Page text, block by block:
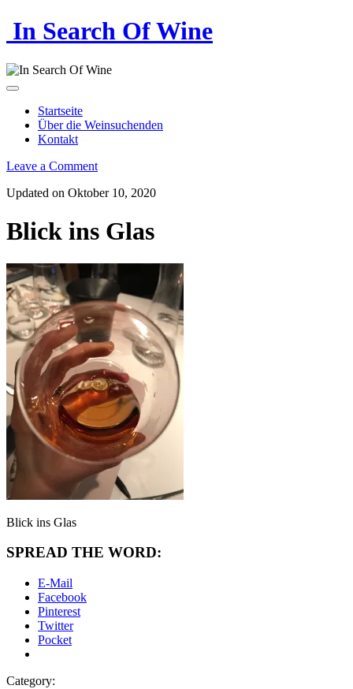
In Search Of Wine
Startseite
Über die Weinsuchenden
Kontakt
Leave a Comment
Updated on Oktober 10, 2020
Blick ins Glas
Blick ins Glas
SPREAD THE WORD:
E-Mail
Facebook
Pinterest
Twitter
Pocket
Category: